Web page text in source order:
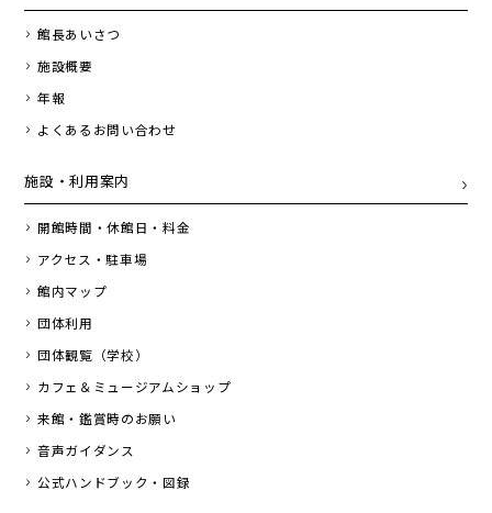
館長あいさつ
施設概要
年報
よくあるお問い合わせ
施設・利用案内
開館時間・休館日・料金
アクセス・駐車場
館内マップ
団体利用
団体観覧（学校）
カフェ＆ミュージアムショップ
来館・鑑賞時のお願い
音声ガイダンス
公式ハンドブック・図録